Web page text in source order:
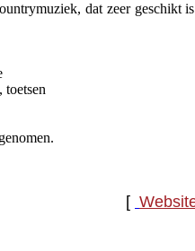
dat zeer geschikt
[